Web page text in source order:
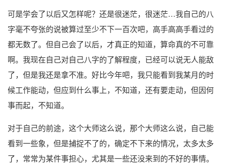
可是学会了以后又怎样呢？还是很迷茫，很迷茫…我自己的八
字毫不夸张的说被算过至少不下一百次吧，高手高高手看过的
都无数了。但自己会了以后，才真正的知道，算命真的不可靠
啊。我现在自己对自己八字的了解程度，已经可以说无人能敌
了，但是我还是拿不准。好比今年吧，我只能看到我某月的时
候工作能动，但应到什么事上，不知道，还有要走动，但因何
事而起，不知道。
对于自己的前途，这个大师这么说，那个大师这么说，自己能
看到一些象，但是捕捉不了的，确定不下来的情况，太多太多
了，常常为某件事担心，尤其是一些还没来到的不好的事情。